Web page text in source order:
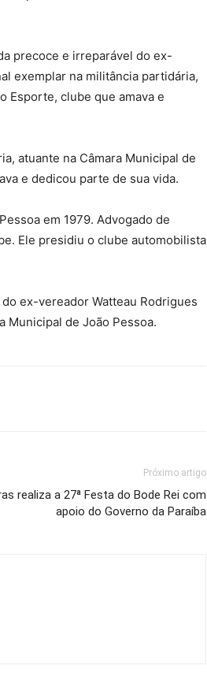
precoce e irreparável do ex-
exemplar na militância partidária,
Esporte, clube que amava e
atuante na Câmara Municipal de
e dedicou parte de sua vida.
em 1979. Advogado de
Ele presidiu o clube automobilista
ex-vereador Watteau Rodrigues
Municipal de João Pessoa.
Próximo artigo
realiza a 27ª Festa do Bode Rei com
apoio do Governo da Paraíba